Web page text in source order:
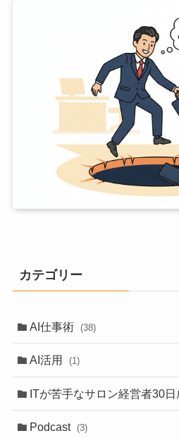
カテゴリー
AI仕事術 (38)
AI活用 (1)
ITが苦手なサロン経営者30
Podcast (3)